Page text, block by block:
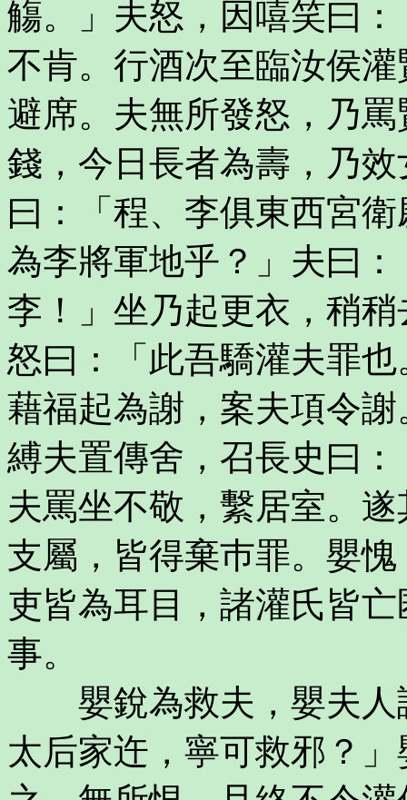
觴。」夫怒，因嘻笑曰
不肯。行酒次至臨汝侯
避席。夫無所發怒，乃
錢，今日長者為壽，乃
曰：「程、李俱東西宮
為李將軍地乎？」夫曰
李！」坐乃起更衣，稍
怒曰：「此吾驕灌夫罪
藉福起為謝，案夫項令
縛夫置傳舍，召長史曰
夫罵坐不敬，繫居室。
支屬，皆得棄巿罪。嬰
吏皆為耳目，諸灌氏皆
事。
嬰銳為救夫，嬰夫人
太后家迕，寧可救邪？